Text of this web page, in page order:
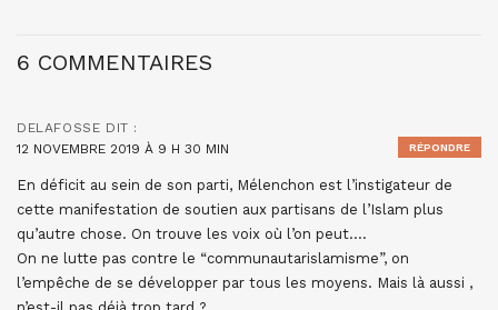
6 COMMENTAIRES
DELAFOSSE DIT :
12 NOVEMBRE 2019 À 9 H 30 MIN
En déficit au sein de son parti, Mélenchon est l’instigateur de
cette manifestation de soutien aux partisans de l’Islam plus
qu’autre chose. On trouve les voix où l’on peut….
On ne lutte pas contre le “communautarislamisme”, on
l’empêche de se développer par tous les moyens. Mais là aussi ,
RÉPONDRE